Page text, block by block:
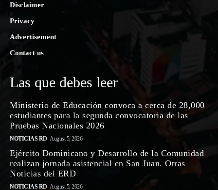
Disclaimer
Privacy
Advertisement
Contact us
Las que debes leer
Ministerio de Educación convoca a cerca de 28,000
estudiantes para la segunda convocatoria de las
Pruebas Nacionales 2026
NOTICIAS RD August 5, 2026
Ejército Dominicano y Desarrollo de la Comunidad
realizan jornada asistencial en San Juan. Otras
Noticias del ERD
NOTICIAS RD August 5, 2026